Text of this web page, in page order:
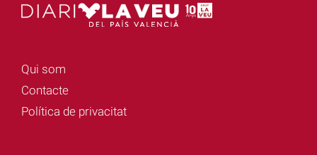
Qui som
Contacte
Política de privacitat